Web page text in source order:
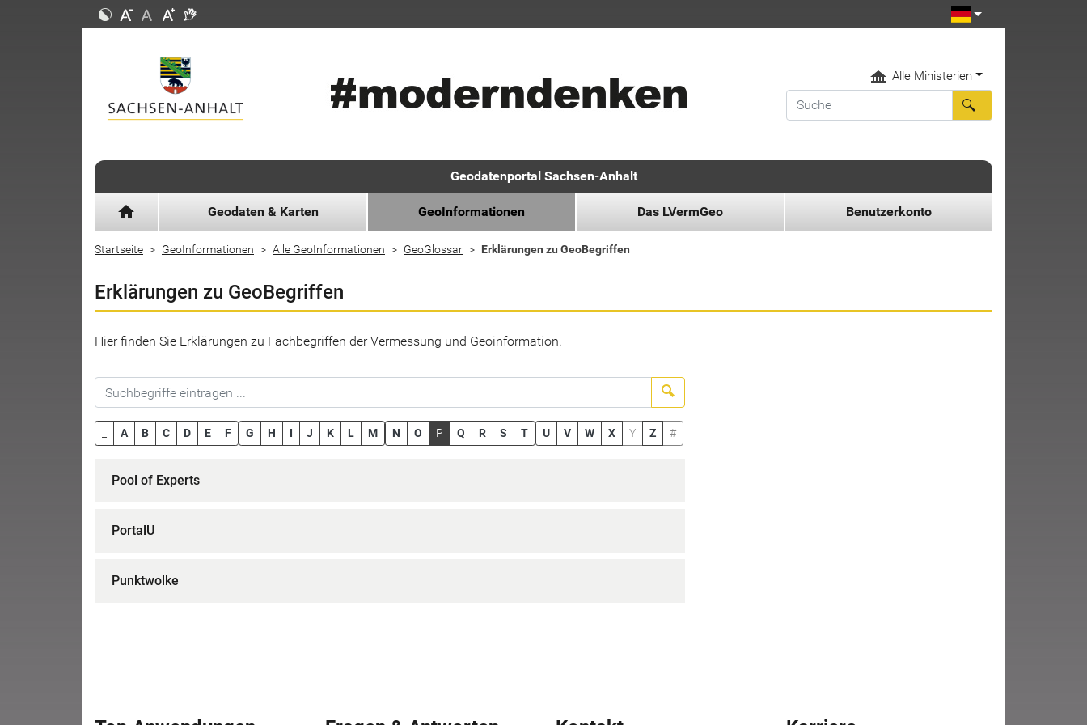
Alle Ministerien
Geodatenportal Sachsen-Anhalt
home Geodaten & Karten GeoInformationen Das LVermGeo Benutzerkonto
Startseite GeoInformationen Alle GeoInformationen GeoGlossar Erklärungen zu GeoBegriffen
Erklärungen zu GeoBegriffen
Hier finden Sie Erklärungen zu Fachbegriffen der Vermessung und Geoinformation.
A B C D E F G H I J K L M N O P Q R S T U V W X Y Z #
Pool of Experts
PortalU
Punktwolke